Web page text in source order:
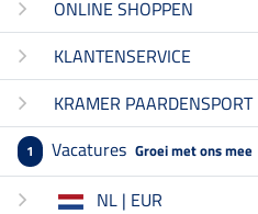
ONLINE SHOPPEN
KLANTENSERVICE
KRAMER PAARDENSPORT
1 Vacatures Groei met ons mee
NL | EUR